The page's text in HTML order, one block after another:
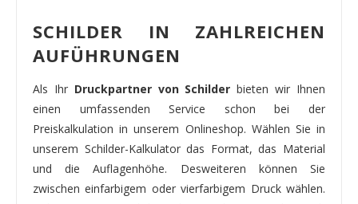
SCHILDER IN ZAHLREICHEN
AUFÜHRUNGEN
Als Ihr Druckpartner von Schilderbieten wir Ihnen
einen umfassenden Service schon bei der
Preiskalkulation in unserem Onlineshop. Wählen Sie in
unserem Schilder-Kalkulator das Format, das Material
und die Auflagenhöhe. Desweiteren können Sie
zwischen einfarbigem oder vierfarbigem Druck wählen.